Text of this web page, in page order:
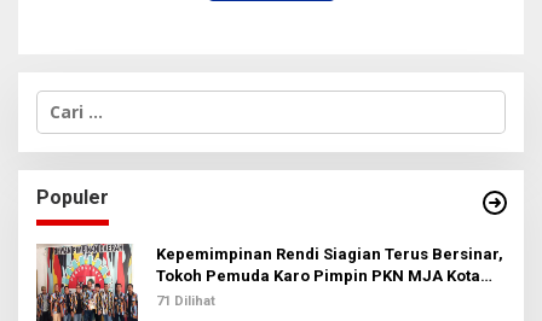
C
i
u
n
t
u
k
:
Populer
Kepemimpinan Rendi Siagian Terus Bersinar,
Tokoh Pemuda Karo Pimpin PKN MJA Kota
Medan
71 Dilihat